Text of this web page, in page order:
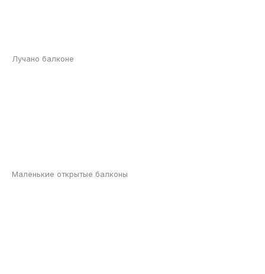
Лучано балконе
Маленькие открытые балконы